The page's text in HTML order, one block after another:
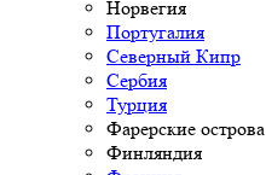
Норвегия
Португалия
Северный Кипр
Сербия
Турция
Фарерские острова
Финляндия